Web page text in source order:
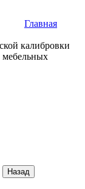
Главная
калибровки
мебельных
Назад